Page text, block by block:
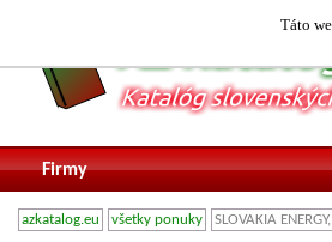
Táto
Firmy
azkatalog.eu všetky ponuky SLOVAKIA